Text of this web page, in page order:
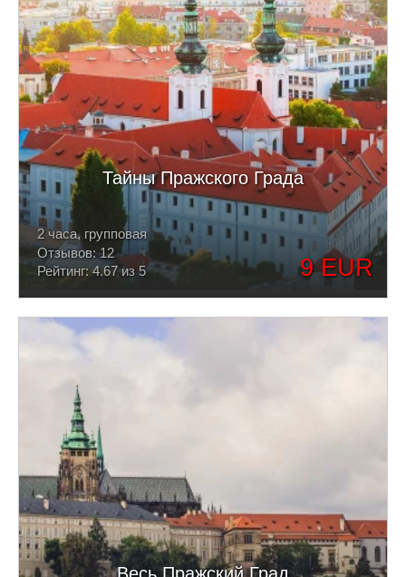
Тайны Пражского Града
9 EUR
2 часа, групповая
Отзывов: 12
Рейтинг: 4.67 из 5